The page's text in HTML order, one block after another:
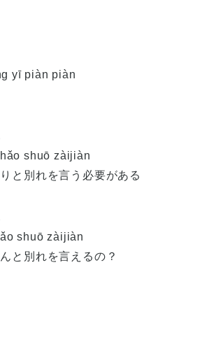
yī piàn piàn
shuō zàijiàn
と別れを言う必要がある
shuō zàijiàn
と別れを言えるの？